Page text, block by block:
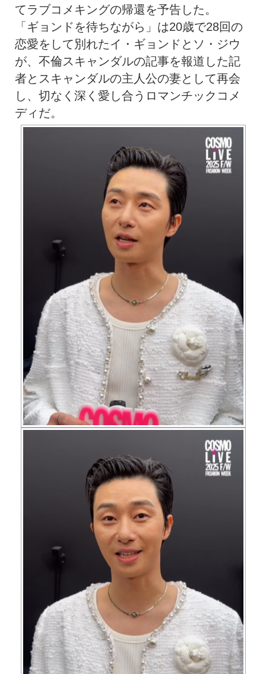
てラブコメキングの帰還を予告した。
「ギョンドを待ちながら」は20歳で28回の
恋愛をして別れたイ・ギョンドとソ・ジウ
が、不倫スキャンダルの記事を報道した記
者とスキャンダルの主人公の妻として再会
し、切なく深く愛し合うロマンチックコメ
ディだ。